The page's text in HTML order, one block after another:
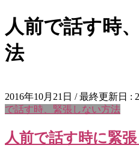
人前で話す時
法
2016年10月21日 / 最終更新日 :
で話す時、緊張しない方法
人前で話す時に緊